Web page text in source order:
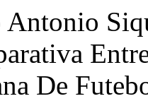
De